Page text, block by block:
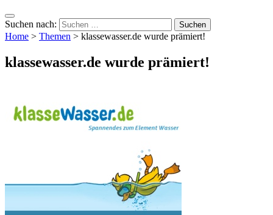
Suchen nach:
Home > Themen > klassewasser.de wurde prämiert!
klassewasser.de wurde prämiert!